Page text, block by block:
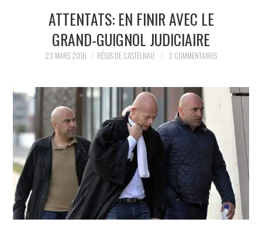
BRÈVES
JURIDIQUE
POLITIQUE
HISTOIRE
CULTURE
SPORT
ATTENTATS: EN FINIR AVEC LE
GRAND-GUIGNOL JUDICIAIRE
23 MARS 2016 RÉGIS DE CASTELNAU 3 COMMENTAIRES